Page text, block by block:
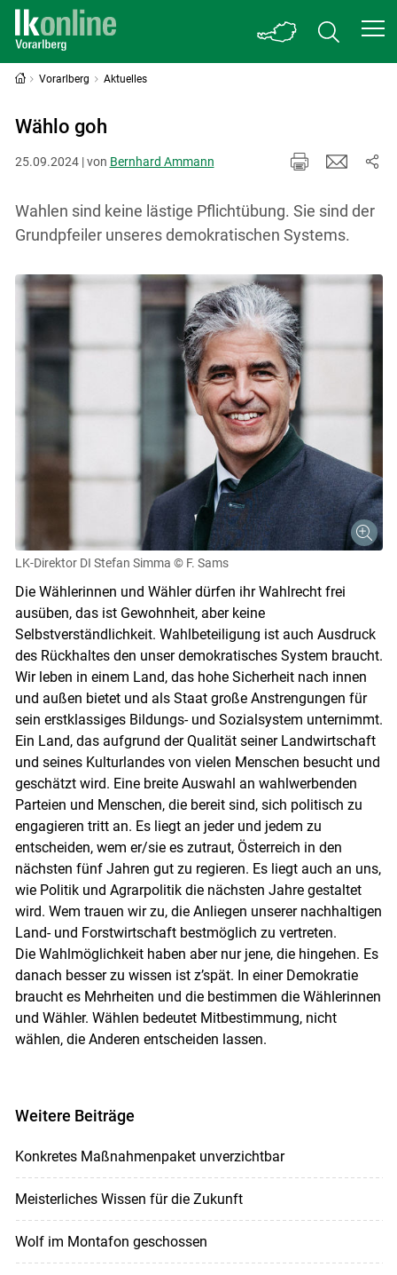
Skip to main content
Vorarlberg Aktuelles
Wählo goh
25.09.2024 | von Bernhard Ammann
Wahlen sind keine lästige Pflichtübung. Sie sind der
Grundpfeiler unseres demokratischen Systems.
LK-Direktor DI Stefan Simma © F. Sams
Die Wählerinnen und Wähler dürfen ihr Wahlrecht frei
ausüben, das ist Gewohnheit, aber keine
Selbstverständlichkeit. Wahlbeteiligung ist auch Ausdruck
des Rückhaltes den unser demokratisches System braucht.
Wir leben in einem Land, das hohe Sicherheit nach innen
und außen bietet und als Staat große Anstrengungen für
sein erstklassiges Bildungs- und Sozialsystem unternimmt.
Ein Land, das aufgrund der Qualität seiner Landwirtschaft
und seines Kulturlandes von vielen Menschen besucht und
geschätzt wird. Eine breite Auswahl an wahlwerbenden
Parteien und Menschen, die bereit sind, sich politisch zu
engagieren tritt an. Es liegt an jeder und jedem zu
entscheiden, wem er/sie es zutraut, Österreich in den
nächsten fünf Jahren gut zu regieren. Es liegt auch an uns,
wie Politik und Agrarpolitik die nächsten Jahre gestaltet
wird. Wem trauen wir zu, die Anliegen unserer nachhaltigen
Land- und Forstwirtschaft bestmöglich zu vertreten.
Die Wahlmöglichkeit haben aber nur jene, die hingehen. Es
danach besser zu wissen ist z’spät. In einer Demokratie
braucht es Mehrheiten und die bestimmen die Wählerinnen
und Wähler. Wählen bedeutet Mitbestimmung, nicht
wählen, die Anderen entscheiden lassen.
Weitere Beiträge
Konkretes Maßnahmenpaket unverzichtbar
Meisterliches Wissen für die Zukunft
Wolf im Montafon geschossen